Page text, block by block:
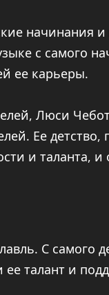
начинания
с самого
ее карьеры.
Люси
Ее детство,
и таланта, и
С самого
талант и